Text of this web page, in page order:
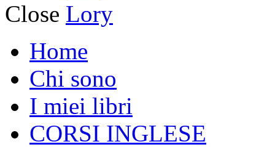
Close
Home
Chi sono
I miei libri
CORSI INGLESE